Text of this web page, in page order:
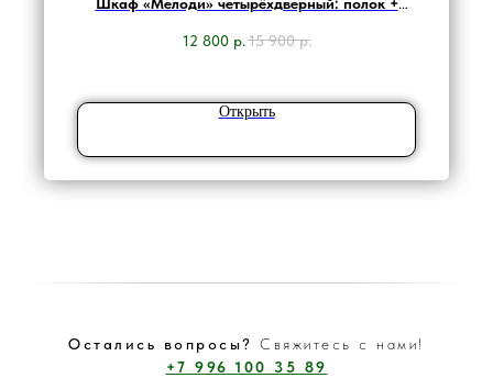
12 800 р.15 900 р.
Открыть
Остались вопросы?Свяжитесь с нами!
+7 996 100 35 89